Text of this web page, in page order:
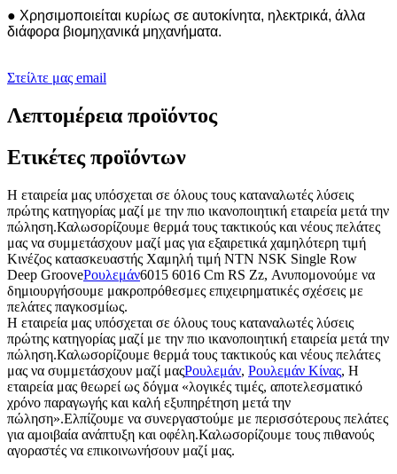
● Χρησιμοποιείται κυρίως σε αυτοκίνητα, ηλεκτρικά, άλλα
διάφορα βιομηχανικά μηχανήματα.
Στείλτε μας email
Λεπτομέρεια προϊόντος
Ετικέτες προϊόντων
Η εταιρεία μας υπόσχεται σε όλους τους καταναλωτές λύσεις
πρώτης κατηγορίας μαζί με την πιο ικανοποιητική εταιρεία μετά την
πώληση.Καλωσορίζουμε θερμά τους τακτικούς και νέους πελάτες
μας να συμμετάσχουν μαζί μας για εξαιρετικά χαμηλότερη τιμή
Κινέζος κατασκευαστής Χαμηλή τιμή NTN NSK Single Row
Deep GrooveΡουλεμάν6015 6016 Cm RS Zz, Ανυπομονούμε να
δημιουργήσουμε μακροπρόθεσμες επιχειρηματικές σχέσεις με
πελάτες παγκοσμίως.
Η εταιρεία μας υπόσχεται σε όλους τους καταναλωτές λύσεις
πρώτης κατηγορίας μαζί με την πιο ικανοποιητική εταιρεία μετά την
πώληση.Καλωσορίζουμε θερμά τους τακτικούς και νέους πελάτες
μας να συμμετάσχουν μαζί μαςΡουλεμάν, Ρουλεμάν Κίνας, Η
εταιρεία μας θεωρεί ως δόγμα «λογικές τιμές, αποτελεσματικό
χρόνο παραγωγής και καλή εξυπηρέτηση μετά την
πώληση».Ελπίζουμε να συνεργαστούμε με περισσότερους πελάτες
για αμοιβαία ανάπτυξη και οφέλη.Καλωσορίζουμε τους πιθανούς
αγοραστές να επικοινωνήσουν μαζί μας.